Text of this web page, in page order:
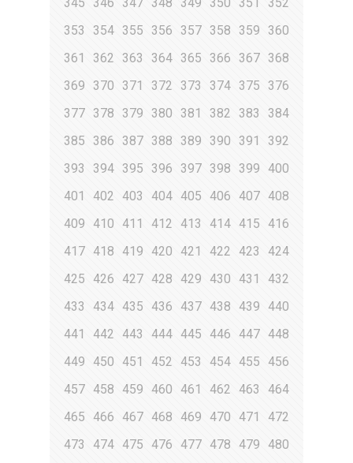
353
354 355 356 357 358 359 360
361
362 363 364 365 366 367 368
369
370 371 372 373 374 375 376
377 378 379 380 381 382 383
384
385
386 387 388 389 390 391
392
393
394 395 396 397 398 399
400
401
402 403 404 405 406 407 408
409
410 411 412 413 414 415
416
417 418 419 420 421 422 423
424
425
426 427 428 429 430 431
432
433
434 435 436 437 438 439
440
441
442 443 444 445 446 447 448
449
450 451 452 453 454 455
456
457 458 459 460 461 462 463
464
465
466 467 468 469 470 471
472
473
474 475 476 477 478 479
480